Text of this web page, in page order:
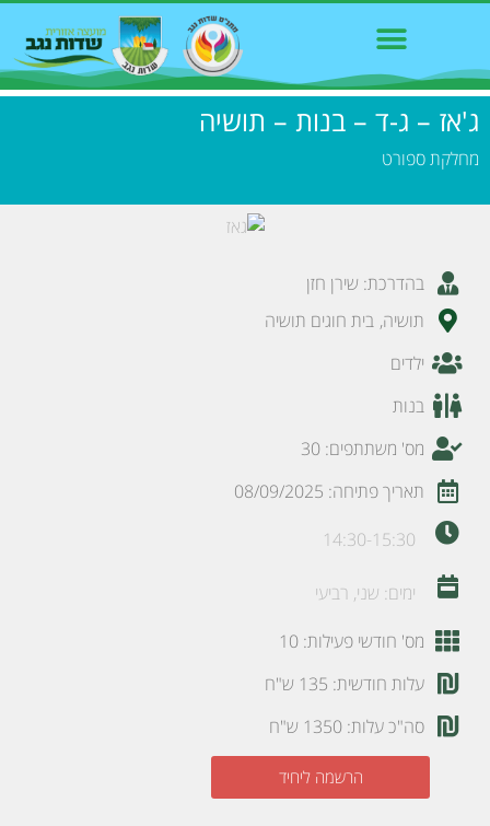
פרטי החוג
ג'אז – ג-ד – בנות – תושיה
מחלקת ספורט
בהדרכת: שירן חזן
תושיה, בית חוגים תושיה
ילדים
בנות
מס' משתתפים: 30
תאריך פתיחה: 08/09/2025
14:30-15:30
ימים: שני, רביעי
מס' חודשי פעילות: 10
עלות חודשית: 135 ש"ח
סה"כ עלות: 1350 ש"ח
הרשמה ליחיד